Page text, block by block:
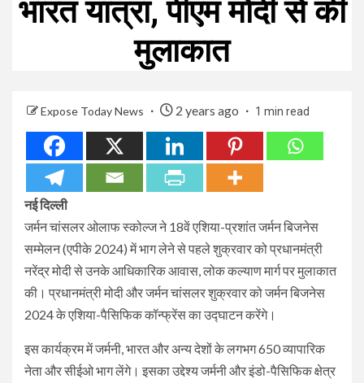
भारत यात्रा, पीएम मोदी से की
मुलाकात
Expose Today News 2 years ago 1 min read
नई दिल्ली
जर्मन चांसलर ओलाफ स्कोल्ज ने 18वें एशिया-प्रशांत जर्मन बिजनेस
सम्मेलन (एपीके 2024) में भाग लेने से पहले शुक्रवार को प्रधानमंत्री
नरेंद्र मोदी से उनके आधिकारिक आवास, लोक कल्याण मार्ग पर मुलाकात
की। प्रधानमंत्री मोदी और जर्मन चांसलर शुक्रवार को जर्मन बिजनेस
2024 के एशिया-पैसिफिक कॉन्फ्रेंस का उद्घाटन करेंगे।
इस कार्यक्रम में जर्मनी, भारत और अन्य देशों के लगभग 650 व्यापारिक
नेता और सीईओ भाग लेंगे। इसका उद्देश्य जर्मनी और इंडो-पैसिफिक क्षेत्र